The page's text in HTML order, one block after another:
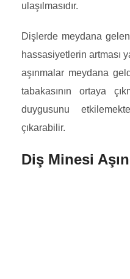
ulaşılmasıdır.
Dişlerde meydana
hassasiyetlerin artması
aşınmalar meydana
tabakasının ortaya
duygusunu
çıkarabilir.
Diş Minesi